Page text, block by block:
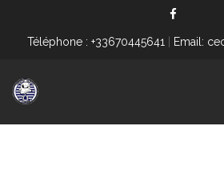
Téléphone : +33670445641 Email: